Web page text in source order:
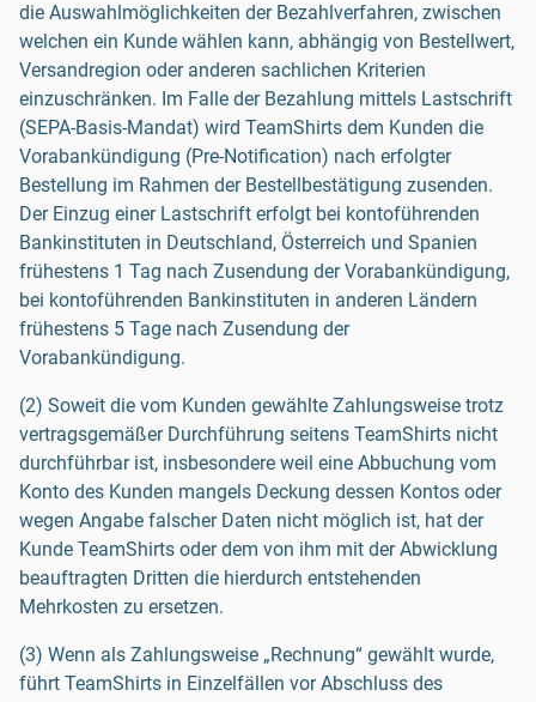
die Auswahlmöglichkeiten der Bezahlverfahren, zwischen
welchen ein Kunde wählen kann, abhängig von Bestellwert,
Versandregion oder anderen sachlichen Kriterien
einzuschränken. Im Falle der Bezahlung mittels Lastschrift
(SEPA-Basis-Mandat) wird TeamShirts dem Kunden die
Vorabankündigung (Pre-Notification) nach erfolgter
Bestellung im Rahmen der Bestellbestätigung zusenden.
Der Einzug einer Lastschrift erfolgt bei kontoführenden
Bankinstituten in Deutschland, Österreich und Spanien
frühestens 1 Tag nach Zusendung der Vorabankündigung,
bei kontoführenden Bankinstituten in anderen Ländern
frühestens 5 Tage nach Zusendung der
Vorabankündigung.
(2) Soweit die vom Kunden gewählte Zahlungsweise trotz
vertragsgemäßer Durchführung seitens TeamShirts nicht
durchführbar ist, insbesondere weil eine Abbuchung vom
Konto des Kunden mangels Deckung dessen Kontos oder
wegen Angabe falscher Daten nicht möglich ist, hat der
Kunde TeamShirts oder dem von ihm mit der Abwicklung
beauftragten Dritten die hierdurch entstehenden
Mehrkosten zu ersetzen.
(3) Wenn als Zahlungsweise „Rechnung“ gewählt wurde,
führt TeamShirts in Einzelfällen vor Abschluss des